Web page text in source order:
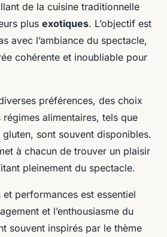
de la cuisine traditionnelle
plus exotiques. L’objectif est
avec l’ambiance du spectacle,
cohérente et inoubliable pour
préférences, des choix
alimentaires, tels que
gluten, sont souvent disponibles.
à chacun de trouver un plaisir
pleinement du spectacle.
et performances est essentiel
et l’enthousiasme du
souvent inspirés par le thème